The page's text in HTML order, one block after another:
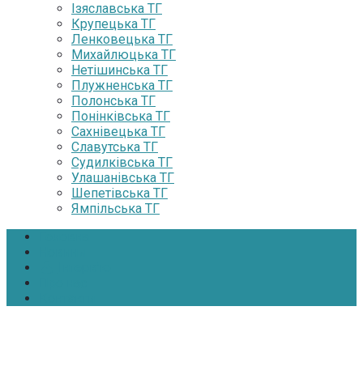
Ізяславська ТГ
Крупецька ТГ
Ленковецька ТГ
Михайлюцька ТГ
Нетішинська ТГ
Плужненська ТГ
Полонська ТГ
Понінківська ТГ
Сахнівецька ТГ
Славутська ТГ
Судилківська ТГ
Улашанівська ТГ
Шепетівська ТГ
Ямпільська ТГ